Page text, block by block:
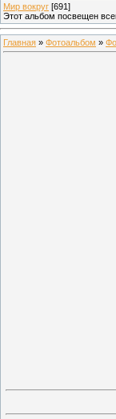
Мир вокруг [691]
Этот альбом посвещен
Главная » Фотоальбом »